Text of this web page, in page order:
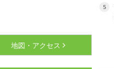
地図・アクセス
5